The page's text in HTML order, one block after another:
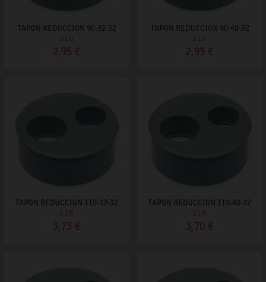
TAPON REDUCCION 90-32-32
216
2,95 €
TAPON REDUCCION 90-40-32
217
2,93 €
TAPON REDUCCION 110-32-32
218
3,73 €
TAPON REDUCCION 110-40-32
219
3,70 €